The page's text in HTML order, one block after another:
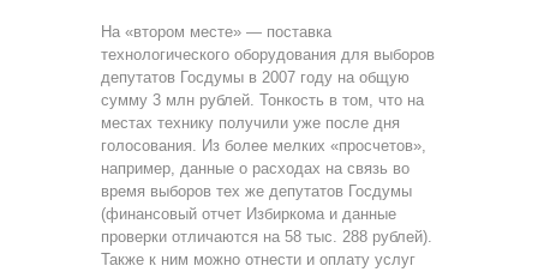
На «втором месте» — поставка
технологического оборудования для выборов
депутатов Госдумы в 2007 году на общую
сумму 3 млн рублей. Тонкость в том, что на
местах технику получили уже после дня
голосования. Из более мелких «просчетов»,
например, данные о расходах на связь во
время выборов тех же депутатов Госдумы
(финансовый отчет Избиркома и данные
проверки отличаются на 58 тыс. 288 рублей).
Также к ним можно отнести и оплату услуг